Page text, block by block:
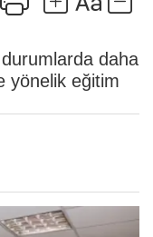
daha
yönelik eğitim